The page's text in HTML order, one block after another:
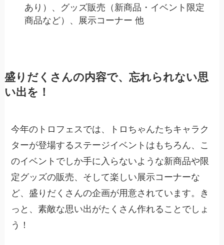
あり）、グッズ販売（新商品・イベント限定
商品など）、展示コーナー 他
盛りだくさんの内容で、忘れられない思
い出を！
今年のトロフェスでは、トロちゃんたちキャラク
ターが登場するステージイベントはもちろん、こ
のイベントでしか手に入らないような新商品や限
定グッズの販売、そして楽しい展示コーナーな
ど、盛りだくさんの企画が用意されています。き
っと、素敵な思い出がたくさん作れることでしょ
う！